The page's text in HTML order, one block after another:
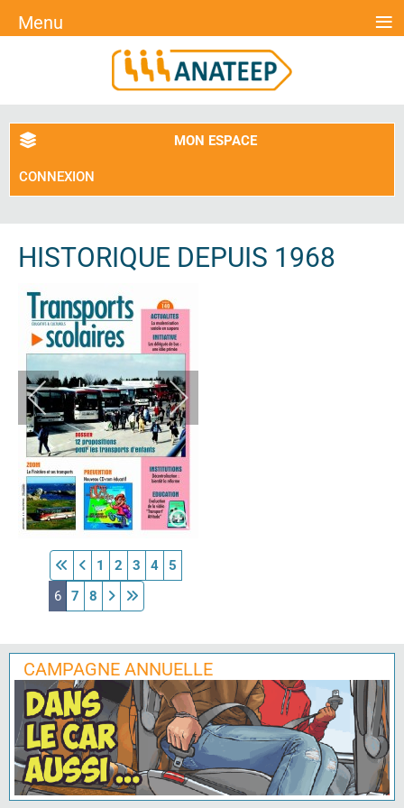
MON ESPACE
CONNEXION
HISTORIQUE DEPUIS 1968
1 2 3 4
5
6
7 8
CAMPAGNE ANNUELLE
Menu ≡